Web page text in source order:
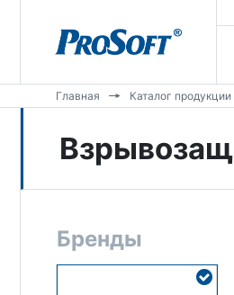
Главная Каталог продукции
Бренды